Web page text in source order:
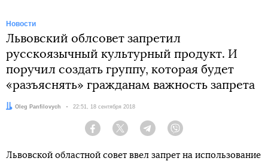
Новости
Львовский облсовет запретил
русскоязычный культурный продукт. И
поручил создать группу, которая будет
«разъяснять» гражданам важность запрета
Автор:
Oleg Panfilovych Дата:
22:51, 18 сентября 2018
Facebook Twitter Telegram
Львовской областной совет ввел запрет на использование